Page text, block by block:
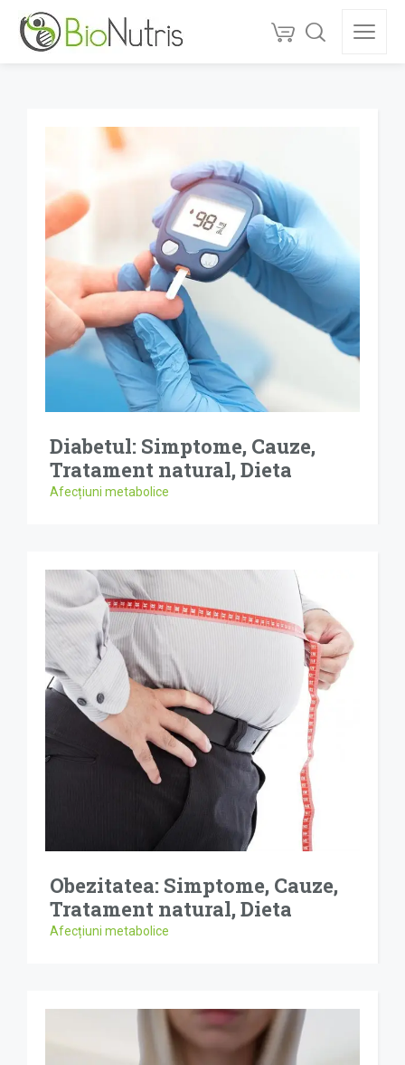
Diabetul: Simptome, Cauze,
Tratament natural, Dieta
Afecțiuni metabolice
Obezitatea: Simptome, Cauze,
Tratament natural, Dieta
Afecțiuni metabolice